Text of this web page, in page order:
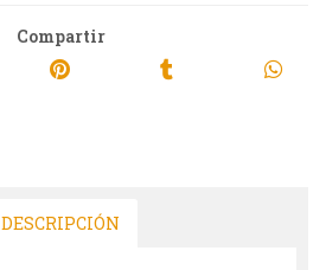
Compartir
DESCRIPCIÓN